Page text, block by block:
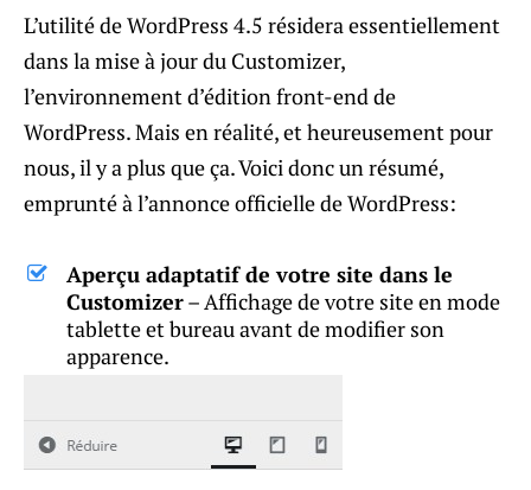
L’utilité de WordPress 4.5 résidera essentiellement
dans la mise à jour du Customizer,
l’environnement d’édition front-end de
WordPress. Mais en réalité, et heureusement pour
nous, il y a plus que ça. Voici donc un résumé,
emprunté à l’annonce officielle de WordPress:
Aperçu adaptatif de votre site dans le
Customizer– Affichage de votre site en mode
tablette et bureau avant de modifier son
apparence.